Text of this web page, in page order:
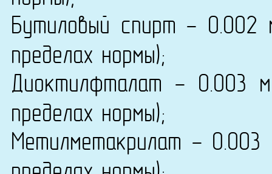
Бутиловый спирт - 0.002
пределах нормы);
Диоктилфталат - 0.003
пределах нормы);
Метилметакрилат -